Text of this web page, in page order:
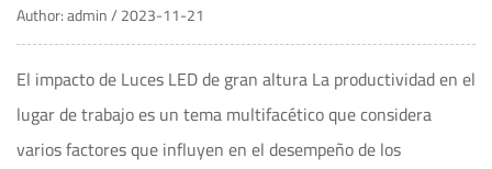
Author: admin / 2023-11-21
El impacto deLuces LED de gran alturaLa productividad en el
lugar de trabajo es un tema multifacético que considera
varios factores que influyen en el desempeño de los